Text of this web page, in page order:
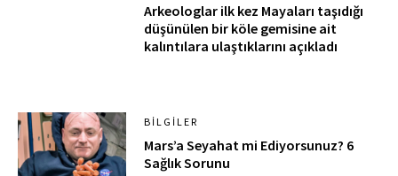
Arkeologlar ilk kez Mayaları taşıdığı
düşünülen bir köle gemisine ait
kalıntılara ulaştıklarını açıkladı
BILGILER
Mars’a Seyahat mi Ediyorsunuz? 6
Sağlık Sorunu